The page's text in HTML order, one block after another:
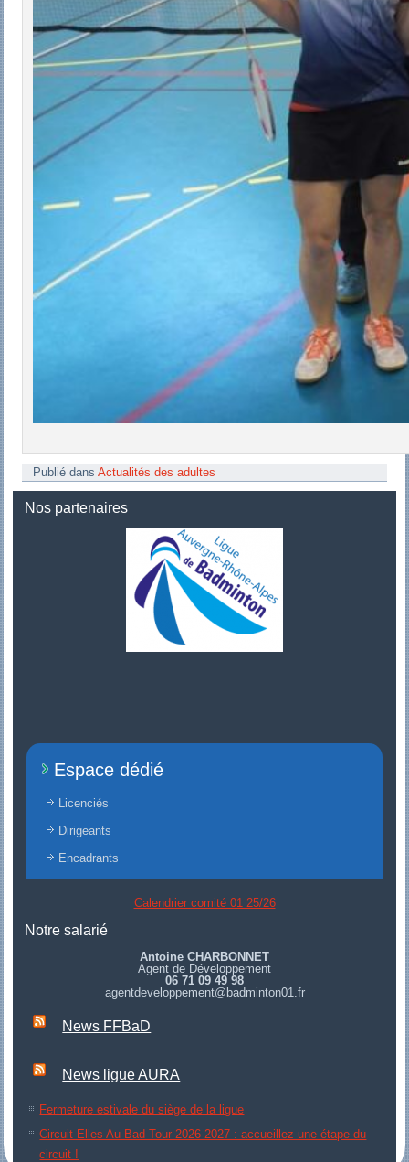
Publié dans Actualités des adultes
Nos partenaires
Espace dédié
Licenciés
Dirigeants
Encadrants
Calendrier comité 01 25/26
Notre salarié
Antoine CHARBONNET
Agent de Développement
06 71 09 49 98
agentdeveloppement@badminton01.fr
News FFBaD
News ligue AURA
Fermeture estivale du siège de la ligue
Circuit Elles Au Bad Tour 2026-2027 : accueillez une étape du
circuit !